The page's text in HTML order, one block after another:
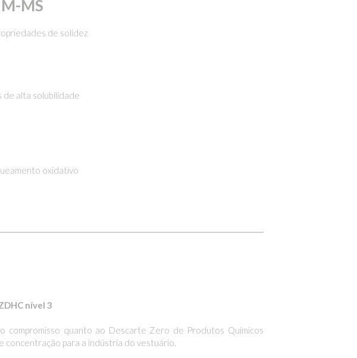
MS
de solidez
de alta solubilidade
oxidativo
nível 3
compromisso quanto ao Descarte Zero de Produtos Químicos
concentração para a indústria do vestuário.